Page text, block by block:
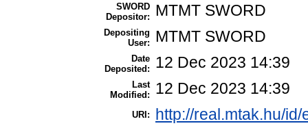
SWORD
Depositor:
MTMT SWORD
Depositing
User:
MTMT SWORD
Date
Deposited:
12 Dec 2023 14:39
Last
Modified:
12 Dec 2023 14:39
URI: http://real.mtak.hu/